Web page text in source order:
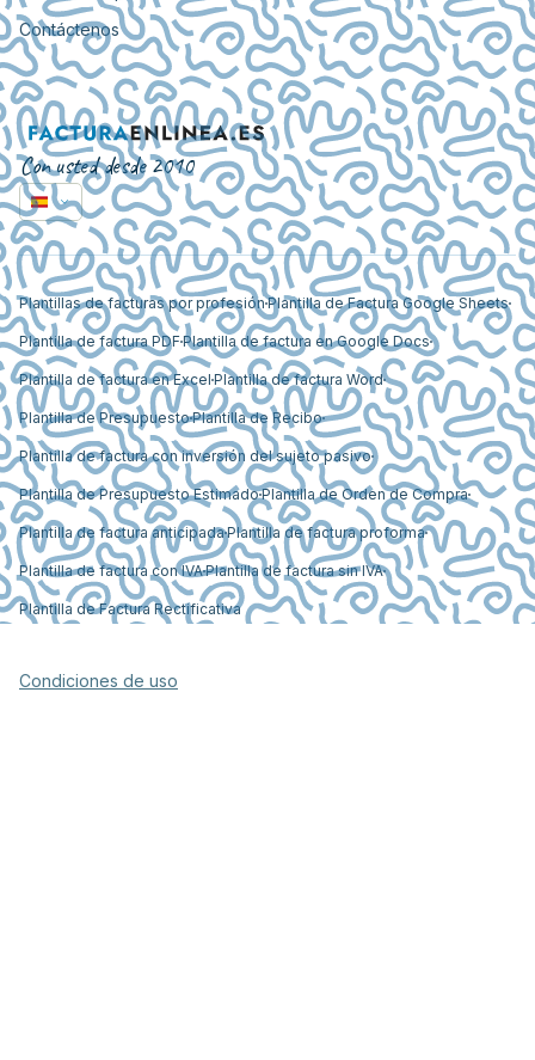
Contáctenos
Con usted desde 2010
Plantillas de facturas por profesiónPlantilla de Factura Google Sheets
Plantilla de factura PDF Plantilla de factura en Google Docs
Plantilla de factura en Excel Plantilla de factura Word
Plantilla de PresupuestoPlantilla de Recibo
Plantilla de factura con inversión del sujeto pasivo
Plantilla de Presupuesto EstimadoPlantilla de Orden de Compra
Plantilla de factura anticipadaPlantilla de factura proforma
Plantilla de factura con IVAPlantilla de factura sin IVA
Plantilla de Factura Rectificativa
Condiciones de uso